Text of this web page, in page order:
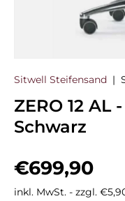
Sitwell Steifensand |
ZERO 12 AL
Schwarz
Normaler
€699,90
inkl. MwSt. - zzgl.